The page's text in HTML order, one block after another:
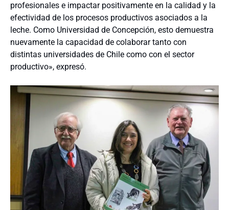
profesionales e impactar positivamente en la calidad y la
efectividad de los procesos productivos asociados a la
leche. Como Universidad de Concepción, esto demuestra
nuevamente la capacidad de colaborar tanto con
distintas universidades de Chile como con el sector
productivo», expresó.